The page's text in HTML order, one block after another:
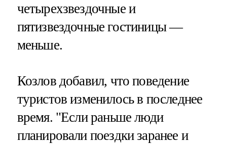
четырехзвездочные и
пятизвездочные гостиницы —
меньше.
Козлов добавил, что поведение
туристов изменилось в последнее
время. "Если раньше люди
планировали поездки заранее и